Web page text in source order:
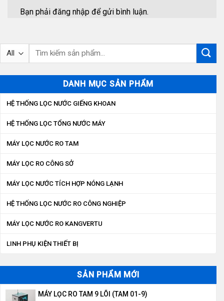
Bạn phải đăng nhập để gửi bình luận.
Tìm
DANH MỤC SẢN PHẨM
HỆ THỐNG LỌC NƯỚC GIẾNG KHOAN
HỆ THỐNG LỌC TỔNG NƯỚC MÁY
MÁY LỌC NƯỚC RO TAM
MÁY LỌC RO CÔNG SỞ
MÁY LỌC NƯỚC TÍCH HỢP NÓNG LẠNH
HỆ THỐNG LỌC NƯỚC RO CÔNG NGHIỆP
MÁY LỌC NƯỚC RO KANGVERTU
LINH PHỤ KIỆN THIẾT BỊ
SẢN PHẨM MỚI
MÁY LỌC RO TAM 9 LÕI (TAM 01-9)